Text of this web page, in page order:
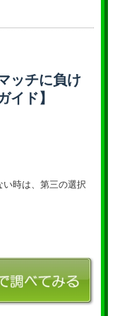
ッチに負け
イド】
い時は、第三の選択